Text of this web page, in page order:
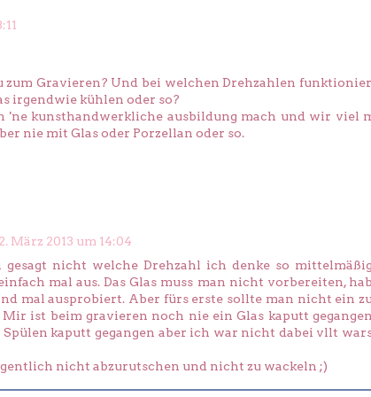
zum Gravieren? Und bei welchen Drehzahlen
irgendwie kühlen oder so?
'ne kunsthandwerkliche ausbildung mach und wir viel
nie mit Glas oder Porzellan oder so.
März 2013 um 14:04
nicht welche Drehzahl ich denke so mittelmäßig
mal aus. Das Glas muss man nicht vorbereiten, hab
mal ausprobiert. Aber fürs erste sollte man nicht ein zu
Mir ist beim gravieren noch nie ein Glas kaputt gegangen
kaputt gegangen aber ich war nicht dabei vllt
nicht abzurutschen und nicht zu wackeln ;)